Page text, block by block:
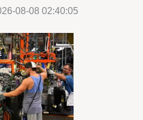
08-08 02:40:05